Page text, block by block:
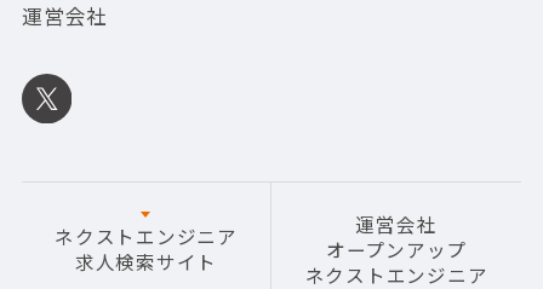
運営会社
ネクストエンジニア
求人検索サイト
運営会社
オープンアップ
ネクストエンジニア